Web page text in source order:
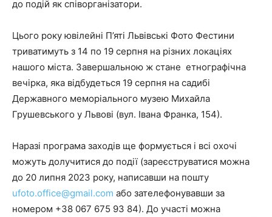
до подій як співорганізатори.
Цього року ювілейні П’яті Львівські Фото Фестини
триватимуть з 14 по 19 серпня на різних локаціях
нашого міста. Завершальною ж стане етнографічна
вечірка, яка відбудеться 19 серпня на садибі
Державного меморіального музею Михайла
Грушевського у Львові (вул. Івана Франка, 154).
Наразі програма заходів ще формується і всі охочі
можуть долучитися до події (зареєструватися можна
до 20 липня 2023 року, написавши на пошту
ufoto.office@gmail.com або зателефонувавши за
номером +38 067 675 93 84). До участі можна